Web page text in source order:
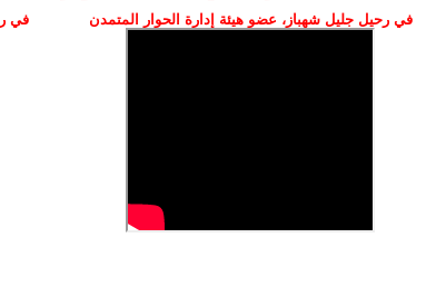
في رحيل جليل شهباز، عضو هيئة إدارة الحوار المتمدن في